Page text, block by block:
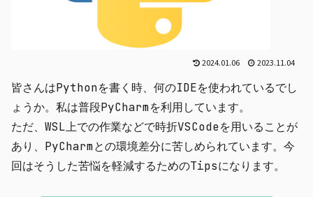
2024.01.06 2023.11.04
皆さんはPythonを書く時、何のIDEを使われているでし
ょうか。私は普段PyCharmを利用しています。
ただ、WSL上での作業などで時折VSCodeを用いることが
あり、PyCharmとの環境差分に苦しめられています。今
回はそうした苦悩を軽減するためのTipsになります。